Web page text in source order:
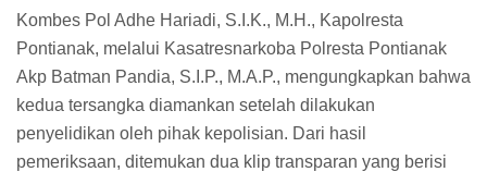
Kombes Pol Adhe Hariadi, S.I.K., M.H., Kapolresta
Pontianak, melalui Kasatresnarkoba Polresta Pontianak
Akp Batman Pandia, S.I.P., M.A.P., mengungkapkan bahwa
kedua tersangka diamankan setelah dilakukan
penyelidikan oleh pihak kepolisian. Dari hasil
pemeriksaan, ditemukan dua klip transparan yang berisi